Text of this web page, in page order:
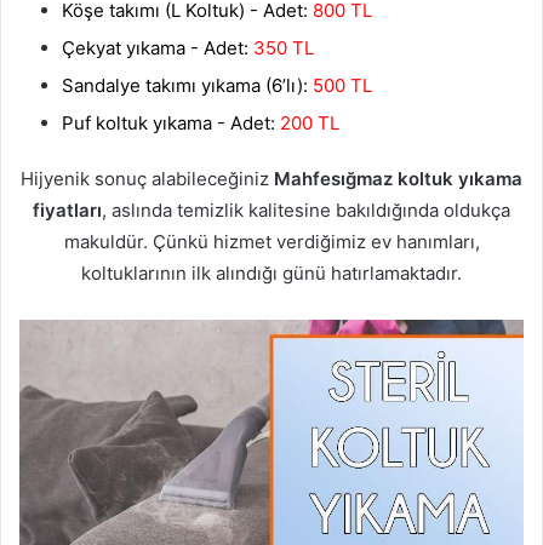
Köşe takımı (L Koltuk) - Adet: 800 TL
Çekyat yıkama - Adet: 350 TL
Sandalye takımı yıkama (6’lı): 500 TL
Puf koltuk yıkama - Adet: 200 TL
Hijyenik sonuç alabileceğiniz Mahfesığmaz koltuk yıkama
fiyatları, aslında temizlik kalitesine bakıldığında oldukça
makuldür. Çünkü hizmet verdiğimiz ev hanımları,
koltuklarının ilk alındığı günü hatırlamaktadır.